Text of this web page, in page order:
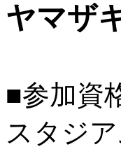
ヤマザ
■参加資
スタジ